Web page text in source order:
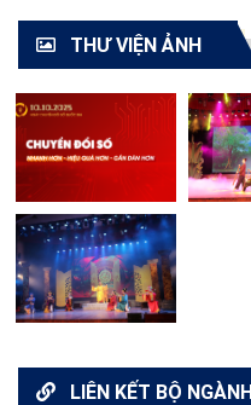
THƯ VIỆN ẢNH
LIÊN KẾT BỘ